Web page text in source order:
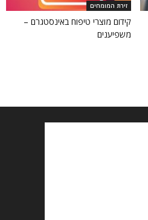
זירת המומחים
קידום מוצרי טיפוח באינסטגרם –
משפיענים